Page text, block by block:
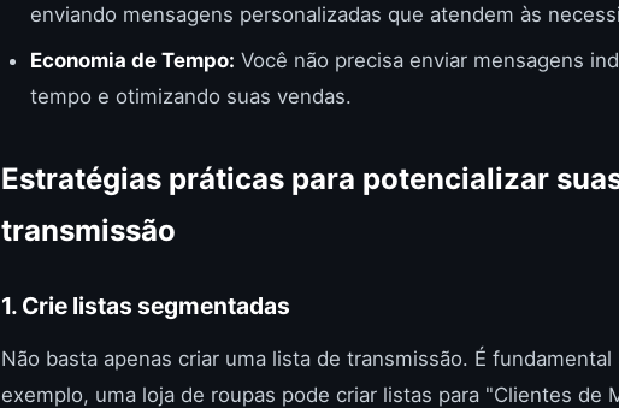
enviando mensagens personalizadas que atendem às
Economia de Tempo: Você não precisa enviar mensagens
tempo e otimizando suas vendas.
Estratégias práticas para potencializar
transmissão
1. Crie listas segmentadas
Não basta apenas criar uma lista de transmissão. É
exemplo, uma loja de roupas pode criar listas para "Clientes de